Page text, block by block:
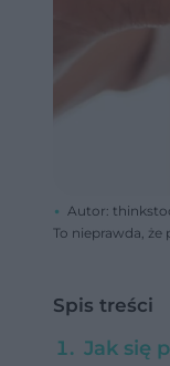
Autor:
To nieprawda,
Spis treści
Jak się